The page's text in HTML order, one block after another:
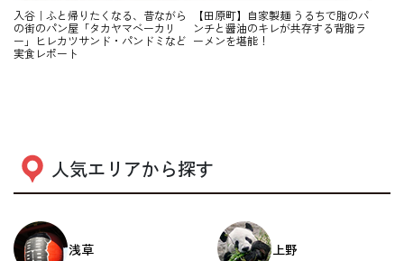
入谷｜ふと帰りたくなる、昔ながら
の街のパン屋「タカヤマベーカリ
ー」ヒレカツサンド・パンドミなど
実食レポート
【田原町】自家製麺 うるちで脂のパ
ンチと醤油のキレが共存する背脂ラ
ーメンを堪能！
人気エリアから探す
浅草 上野